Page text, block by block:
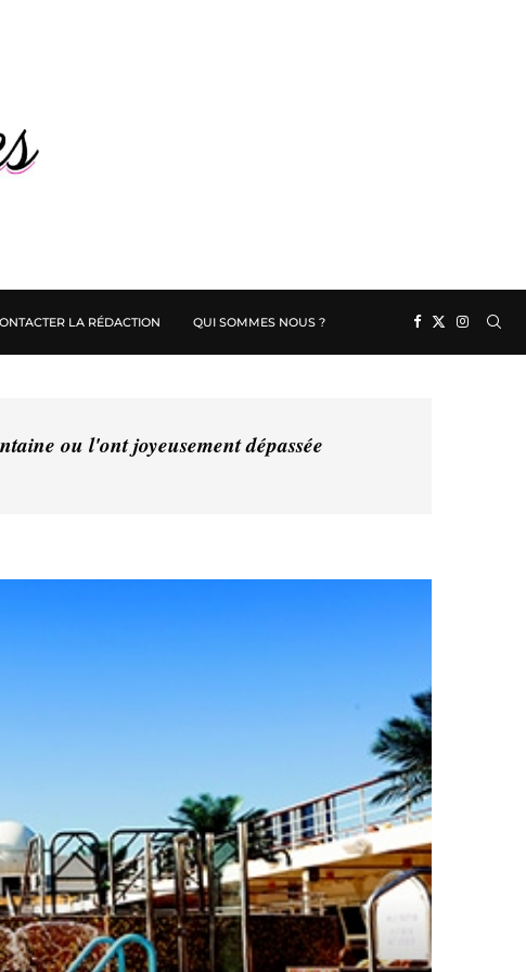
LA RÉDACTION QUI SOMMES NOUS ?
ou l'ont joyeusement dépassée